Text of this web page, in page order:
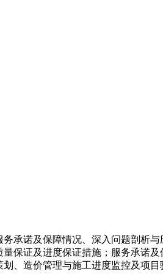
承诺及保障情况、深入问题剖析
保证及进度保证措施；服务承诺
、造价管理与施工进度监控及项